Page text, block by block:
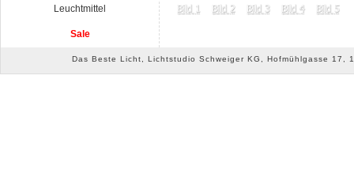
Leuchtmittel
Sale
Das Beste Licht, Lichtstudio Schweiger KG, Hofmühlgasse